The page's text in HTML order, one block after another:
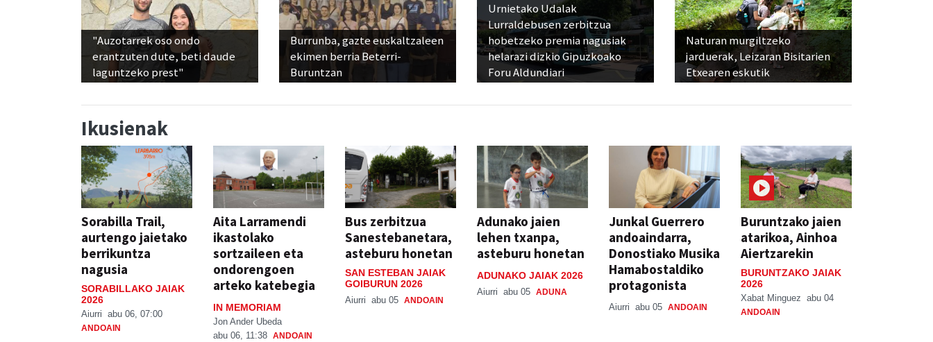
"Auzotarrek oso ondo
erantzuten dute, beti daude
laguntzeko prest"
Burrunba, gazte euskaltzaleen
ekimen berria Beterri-
Buruntzan
Urnietako Udalak
Lurraldebusen zerbitzua
hobetzeko premia nagusiak
helarazi dizkio Gipuzkoako
Foru Aldundiari
Naturan murgiltzeko
jarduerak, Leizaran Bisitarien
Etxearen eskutik
Ikusienak
Sorabilla Trail,
aurtengo jaietako
berrikuntza
nagusia
SORABILLAKO JAIAK
2026
Aiurri abu 06, 07:00
ANDOAIN
Aita Larramendi
ikastolako
sortzaileen eta
ondorengoen
arteko katebegia
IN MEMORIAM
Jon Ander Ubeda
abu 06, 11:38 ANDOAIN
Bus zerbitzua
Sanestebanetara,
asteburu honetan
SAN ESTEBAN JAIAK
GOIBURUN 2026
Aiurri abu 05 ANDOAIN
Adunako jaien
lehen txanpa,
asteburu honetan
ADUNAKO JAIAK 2026
Aiurri abu 05 ADUNA
Junkal Guerrero
andoaindarra,
Donostiako Musika
Hamabostaldiko
protagonista
Aiurri abu 05 ANDOAIN
Buruntzako jaien
atarikoa, Ainhoa
Aiertzarekin
BURUNTZAKO JAIAK
2026
Xabat Minguez abu 04
ANDOAIN